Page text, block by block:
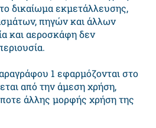
δικαίωμα εκμετάλλευσης,
πηγών και άλλων
και αεροσκάφη δεν
1 εφαρμόζονται στο
από την άμεση χρήση,
άλλης μορφής χρήση της